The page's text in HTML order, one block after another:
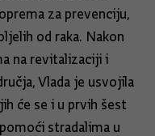
za prevenciju,
od raka. Nakon
na revitalizaciji i
Vlada je usvojila
će se i u prvih šest
stradalima u